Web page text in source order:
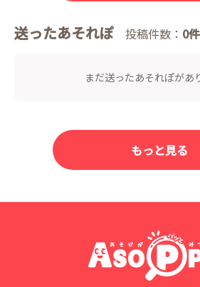
送ったあそれぽ 投稿件数： 0件
まだ送ったあそれぽがあ
もっと見る